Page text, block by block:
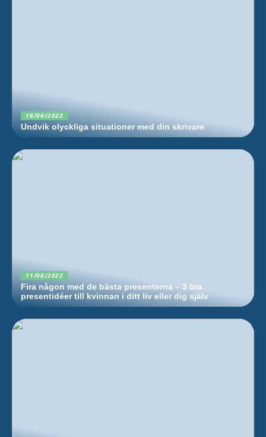
18/06/2022
Undvik olyckliga situationer med din skrivare
11/06/2022
Fira någon med de bästa presenterna – 3 bra
presentidéer till kvinnan i ditt liv eller dig själv